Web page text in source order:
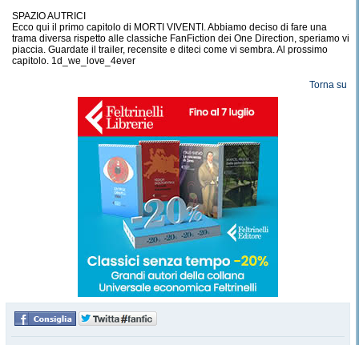
SPAZIO AUTRICI
Ecco qui il primo capitolo di MORTI VIVENTI. Abbiamo deciso di fare una
trama diversa rispetto alle classiche FanFiction dei One Direction, speriamo vi
piaccia. Guardate il trailer, recensite e diteci come vi sembra. Al prossimo
capitolo. 1d_we_love_4ever
Torna su